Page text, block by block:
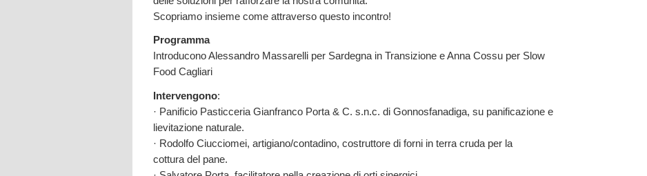
Scopriamo insieme come attraverso questo incontro!
Programma
Introducono Alessandro Massarelli per Sardegna in Transizione e Anna Cossu per Slow
Food Cagliari
Intervengono:
· Panificio Pasticceria Gianfranco Porta & C. s.n.c. di Gonnosfanadiga, su panificazione e
lievitazione naturale.
· Rodolfo Ciucciomei, artigiano/contadino, costruttore di forni in terra cruda per la
cottura del pane.